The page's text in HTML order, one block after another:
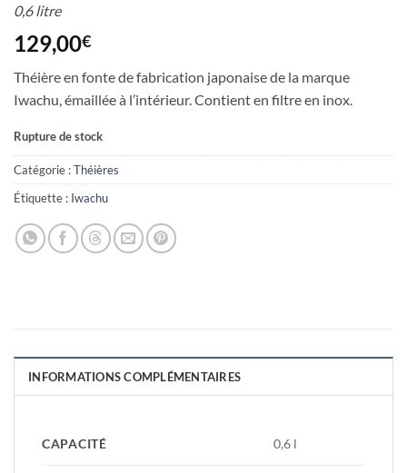
0,6 litre
129,00€
Théière en fonte de fabrication japonaise de la marque
Iwachu, émaillée à l’intérieur. Contient en filtre en inox.
Rupture de stock
Catégorie :Théières
Étiquette : Iwachu
INFORMATIONS COMPLÉMENTAIRES
CAPACITÉ 0,6 l